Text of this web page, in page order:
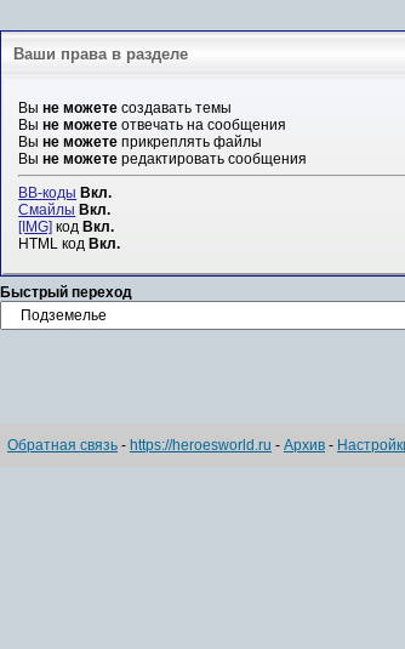
Ваши права в разделе
Выне можете создавать темы
Выне можете отвечать на сообщения
Выне можете прикреплять файлы
Выне можете редактировать сообщения
BB-коды Вкл.
Смайлы Вкл.
[IMG] код Вкл.
HTML код Вкл.
Быстрый переход
Обратная связь - https://heroesworld.ru - Архив -